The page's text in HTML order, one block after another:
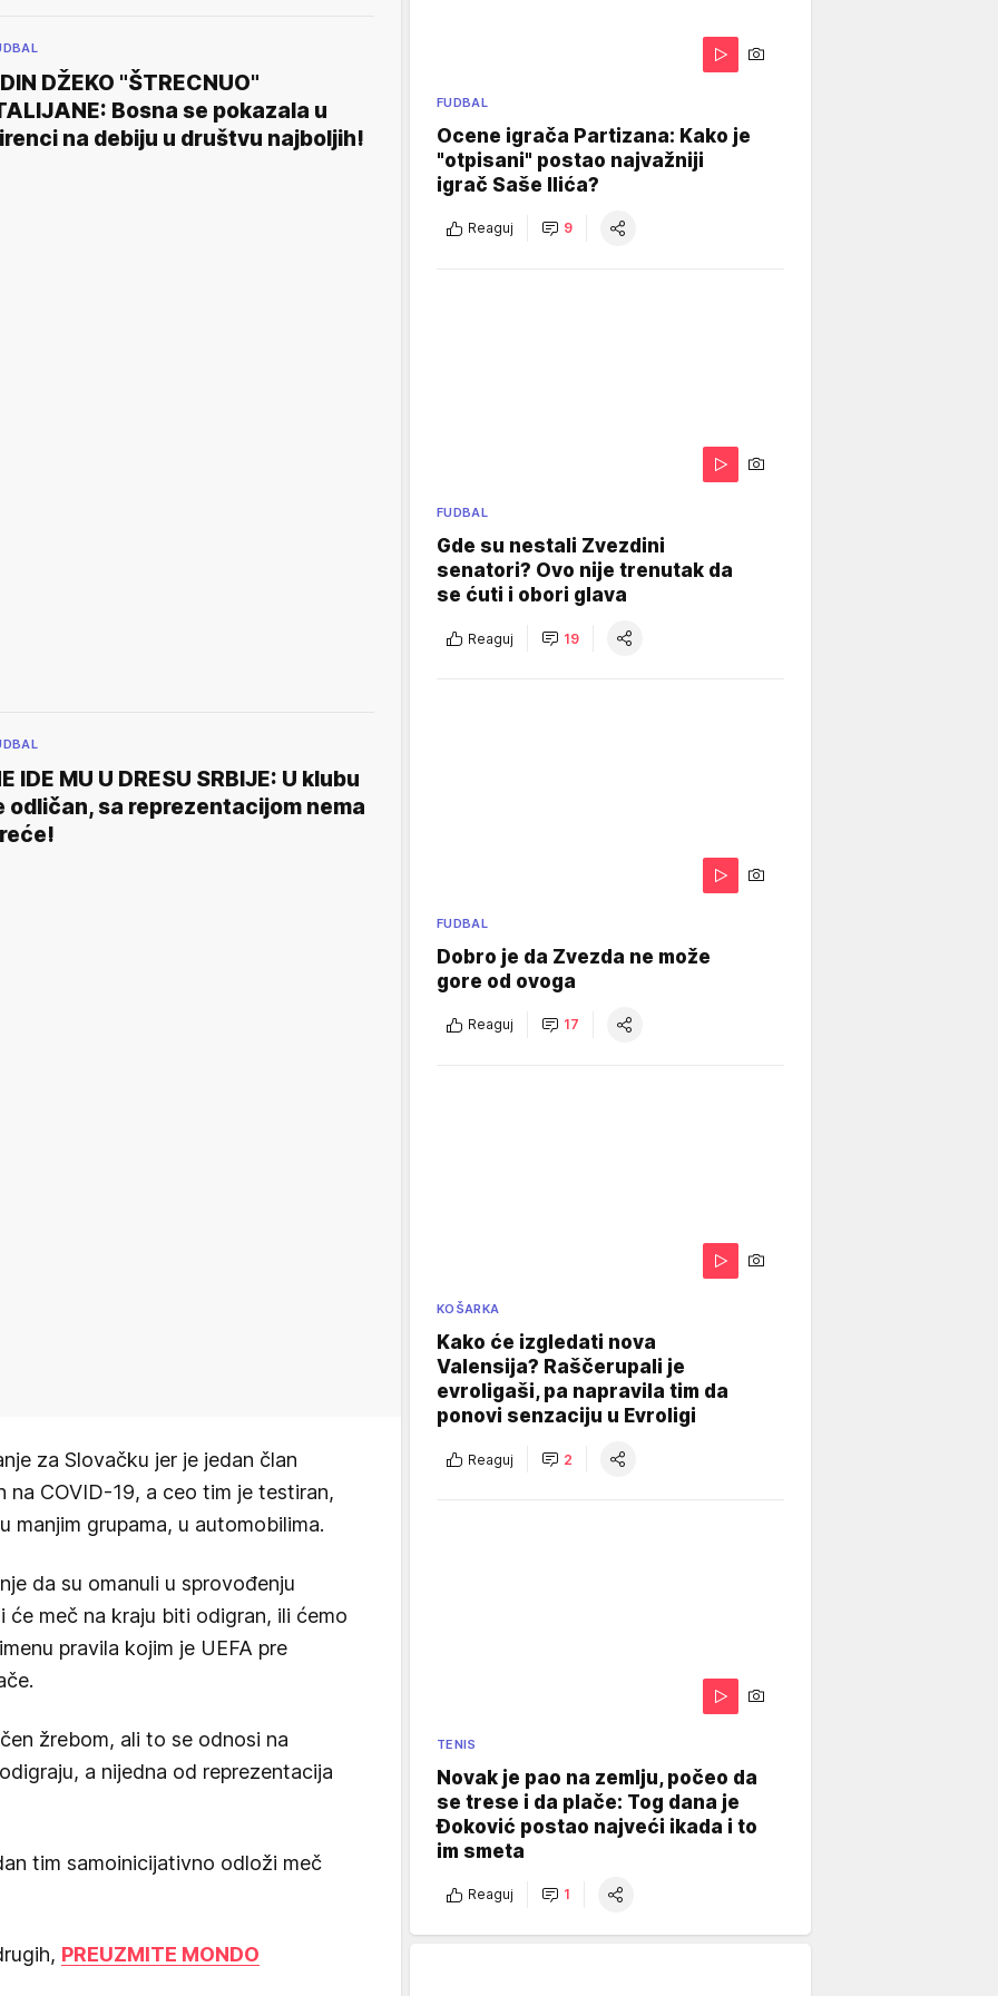
DŽEKO "ŠTRECNUO"
Bosna se pokazala u
na debiju u društvu najboljih!
IDE MU U DRESU SRBIJE: U klubu
odličan, sa reprezentacijom nema
za Slovačku jer je jedan član
COVID-19, a ceo tim je testiran,
manjim grupama, u automobilima.
da su omanuli u sprovođenju
će meč na kraju biti odigran, ili ćemo
pravila kojim je UEFA pre
žrebom, ali to se odnosi na
a nijedna od reprezentacija
tim samoinicijativno odloži meč
PREUZMITE MONDO
FUDBAL
Ocene igrača Partizana: Kako je
"otpisani" postao najvažniji
igrač Saše Ilića?
Reaguj 9
FUDBAL
Gde su nestali Zvezdini
senatori? Ovo nije trenutak da
se ćuti i obori glava
Reaguj 19
FUDBAL
Dobro je da Zvezda ne može
gore od ovoga
Reaguj 17
KOŠARKA
Kako će izgledati nova
Valensija? Raščerupali je
evroligaši, pa napravila tim da
ponovi senzaciju u Evroligi
Reaguj 2
TENIS
Novak je pao na zemlju, počeo da
se trese i da plače: Tog dana je
Đoković postao najveći ikada i to
im smeta
Reaguj 1